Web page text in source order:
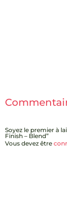
Soyez le premier à
Finish – Blend”
Vous devez être